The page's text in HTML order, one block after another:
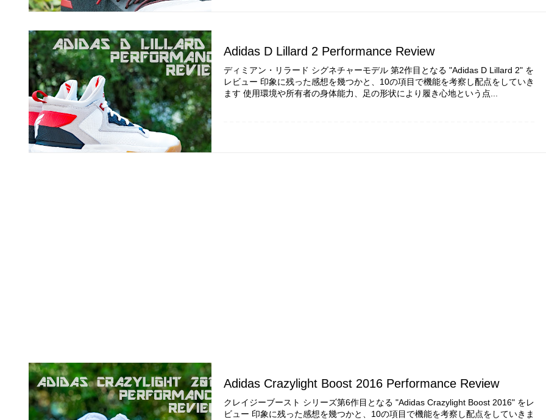
Adidas D Lillard 2 Performance Review
ディミアン・リラード シグネチャーモデル 第2作目となる "Adidas D Lillard 2" を
レビュー 印象に残った感想を幾つかと、10の項目で機能を考察し配点をしていき
ます 使用環境や所有者の身体能力、足の形状により履き心地という点...
Adidas Crazylight Boost 2016 Performance Review
クレイジーブースト シリーズ第6作目となる "Adidas Crazylight Boost 2016" をレ
ビュー 印象に残った感想を幾つかと、10の項目で機能を考察し配点をしていきま